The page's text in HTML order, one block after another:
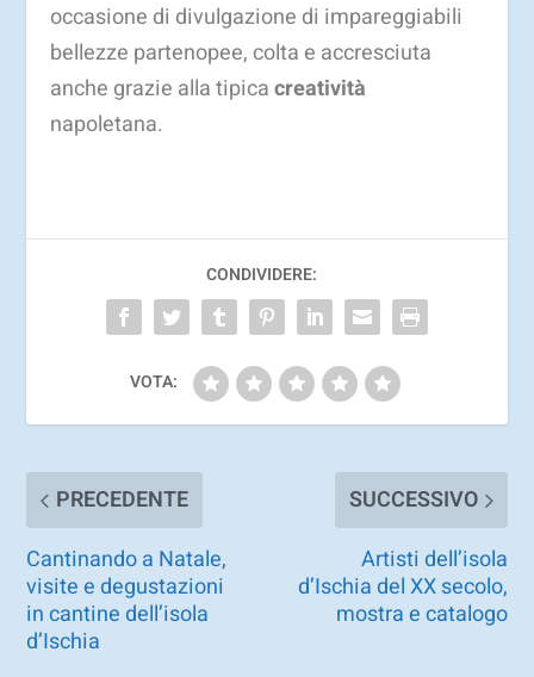
occasione di divulgazione di impareggiabili
bellezze partenopee, colta e accresciuta
anche grazie alla tipicacreatività
napoletana.
CONDIVIDERE:
VOTA:
PRECEDENTE
Cantinando a Natale,
visite e degustazioni
in cantine dell’isola
d’Ischia
SUCCESSIVO
Artisti dell’isola
d’Ischia del XX secolo,
mostra e catalogo